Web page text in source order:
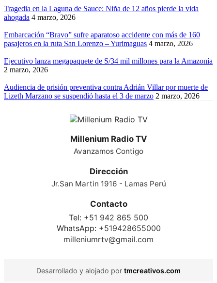
Tragedia en la Laguna de Sauce: Niña de 12 años pierde la vida
ahogada 4 marzo, 2026
Embarcación “Bravo” sufre aparatoso accidente con más de 160
pasajeros en la ruta San Lorenzo – Yurimaguas 4 marzo, 2026
Ejecutivo lanza megapaquete de S/34 mil millones para la Amazonía
2 marzo, 2026
Audiencia de prisión preventiva contra Adrián Villar por muerte de
Lizeth Marzano se suspendió hasta el 3 de marzo 2 marzo, 2026
Millenium Radio TV
Avanzamos Contigo
Dirección
Jr.San Martin 1916 - Lamas Perú
Contacto
Tel: +51 942 865 500
WhatsApp: +519428655000
milleniumrtv@gmail.com
Desarrollado y alojado por tmcreativos.com